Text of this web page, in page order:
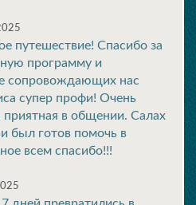
путешествие! Спасибо за
программу и
сопровождающих нас
супер профи! Очень
приятная в общении. Салах
был готов помочь в
всем спасибо!!!